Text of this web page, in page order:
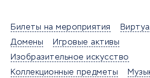
Билеты на мероприятия
Домены
Игровые активы
Изобразительное искусство
Коллекционные предметы